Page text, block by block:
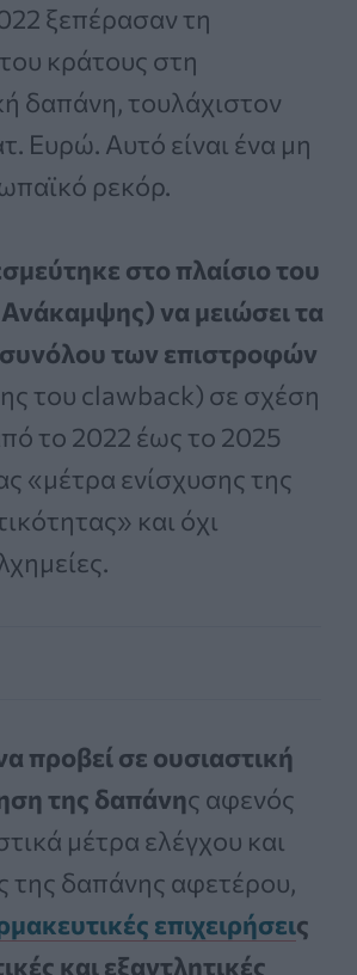
ξεπέρασαν τη
κράτους στη
δαπάνη, τουλάχιστον
Ευρώ. Αυτό είναι ένα μη
ρεκόρ.
στο πλαίσιο του
Ανάκαμψης) να μειώσει τα
των επιστροφών
του clawback) σε σχέση
το 2022 έως το 2025
«μέτρα ενίσχυσης της
και όχι
προβεί σε ουσιαστική
της δαπάνης αφενός
μέτρα ελέγχου και
της δαπάνης αφετέρου,
επιχειρήσεις
και εξαντλητικές